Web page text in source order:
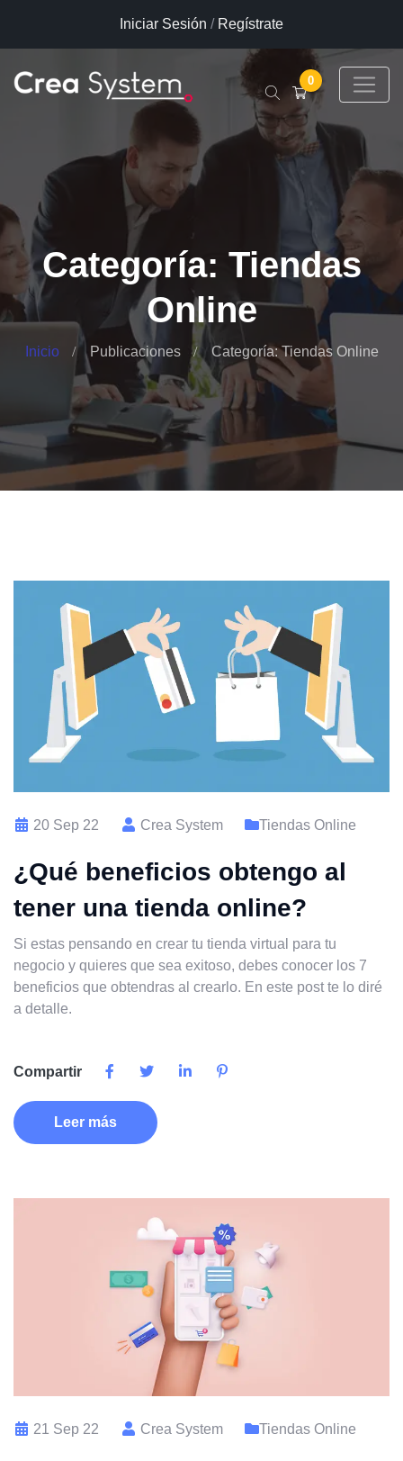
Iniciar Sesión / Regístrate
0
Categoría: Tiendas
Online
Inicio Publicaciones Categoría: Tiendas Online
20 Sep 22 Crea System Tiendas Online
¿Qué beneficios obtengo al
tener una tienda online?
Si estas pensando en crear tu tienda virtual para tu
negocio y quieres que sea exitoso, debes conocer los 7
beneficios que obtendras al crearlo. En este post te lo diré
a detalle.
Compartir
Leer más
21 Sep 22 Crea System Tiendas Online